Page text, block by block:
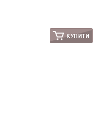
КУПИТИ